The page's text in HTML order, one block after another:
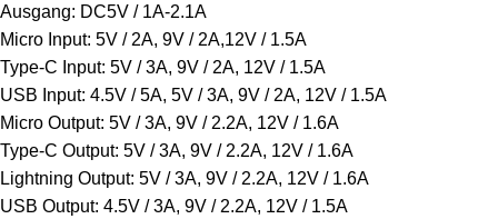
Ausgang: DC5V / 1A-2.1A
Micro Input: 5V / 2A, 9V / 2A,12V / 1.5A
Type-C Input: 5V / 3A, 9V / 2A, 12V / 1.5A
USB Input: 4.5V / 5A, 5V / 3A, 9V / 2A, 12V / 1.5A
Micro Output: 5V / 3A, 9V / 2.2A, 12V / 1.6A
Type-C Output: 5V / 3A, 9V / 2.2A, 12V / 1.6A
Lightning Output: 5V / 3A, 9V / 2.2A, 12V / 1.6A
USB Output: 4.5V / 3A, 9V / 2.2A, 12V / 1.5A